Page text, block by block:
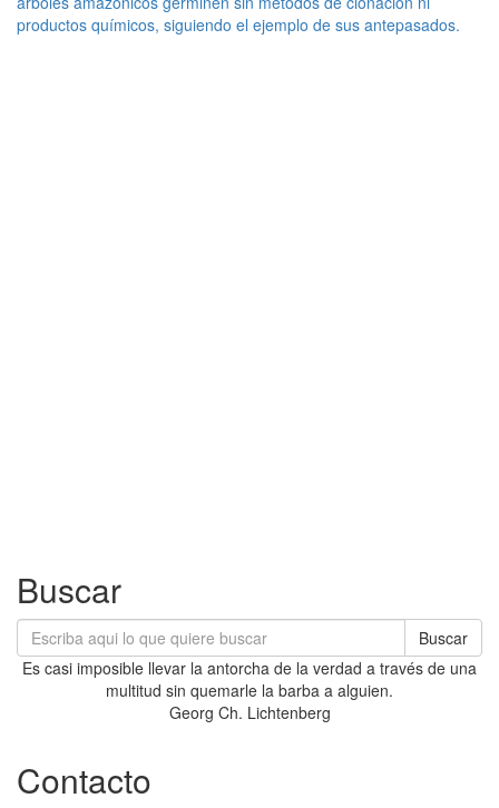
productos químicos, siguiendo el ejemplo de sus antepasados.
Buscar
Buscar
Es casi imposible llevar la antorcha de la verdad a través de una
multitud sin quemarle la barba a alguien.
Georg Ch. Lichtenberg
Contacto